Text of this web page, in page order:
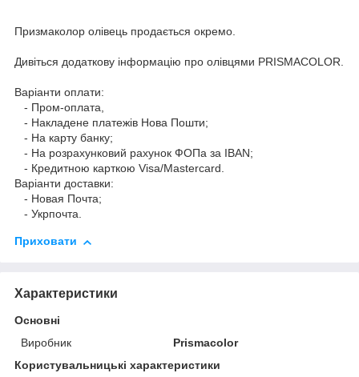
Призмаколор олівець продається окремо.
Дивіться додаткову інформацію про олівцями PRISMACOLOR.
Варіанти оплати:
- Пром-оплата,
- Накладене платежів Нова Пошти;
- На карту банку;
- На розрахунковий рахунок ФОПа за IBAN;
- Кредитною карткою Visa/Mastercard.
Варіанти доставки:
- Новая Почта;
- Укрпочта.
Приховати
Характеристики
Основні
Виробник
Prismacolor
Користувальницькі характеристики